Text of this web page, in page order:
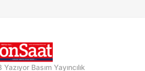
Basım Yayıncılık